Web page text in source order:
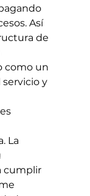
Así
de
como un
servicio y
La
cumplir